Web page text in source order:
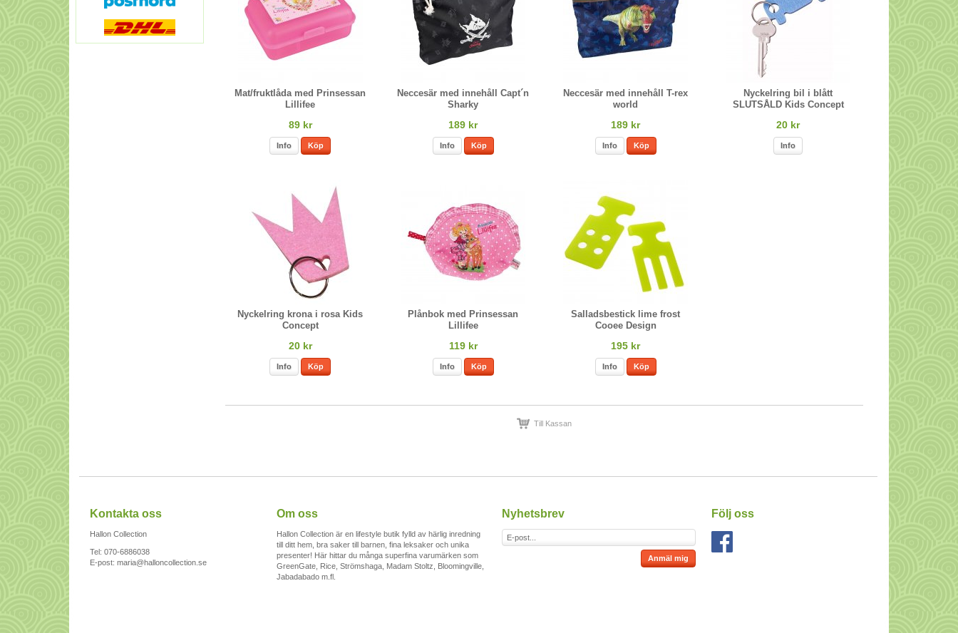
Mat/fruktlåda med Prinsessan
Lillifee
89 kr
Info Köp
Neccesär med innehåll Capt´n
Sharky
189 kr
Info Köp
Neccesär med innehåll T-rex
world
189 kr
Info Köp
Nyckelring bil i blått
SLUTSÅLD Kids Concept
20 kr
Info
Nyckelring krona i rosa Kids
Concept
20 kr
Info Köp
Plånbok med Prinsessan
Lillifee
119 kr
Info Köp
Salladsbestick lime frost
Cooee Design
195 kr
Info Köp
Till Kassan
Kontakta oss
Hallon Collection
Tel: 070-6886038
E-post: maria@halloncollection.se
Följ oss
Nyhetsbrev
Anmäl mig
Om oss
Hallon Collection är en lifestyle butik fylld av härlig inredning
till ditt hem, bra saker till barnen, fina leksaker och unika
presenter! Här hittar du många superfina varumärken som
GreenGate, Rice, Strömshaga, Madam Stoltz, Bloomingville,
Jabadabado m.fl.